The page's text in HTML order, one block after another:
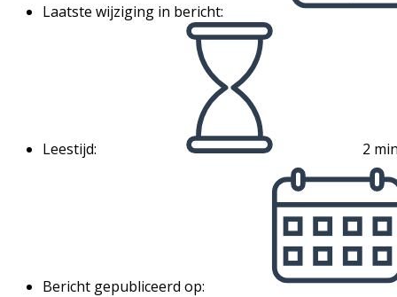
Laatste wijziging in bericht:
Leestijd: 2
Bericht gepubliceerd op: